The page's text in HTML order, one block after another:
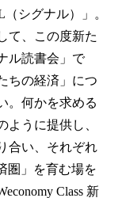
シグナル）」。
て、この度新た
ル読書会」で
ちの経済」につ
。何かを求める
ように提供し、
合い、それぞれ
圏」を育む場を
Class 新